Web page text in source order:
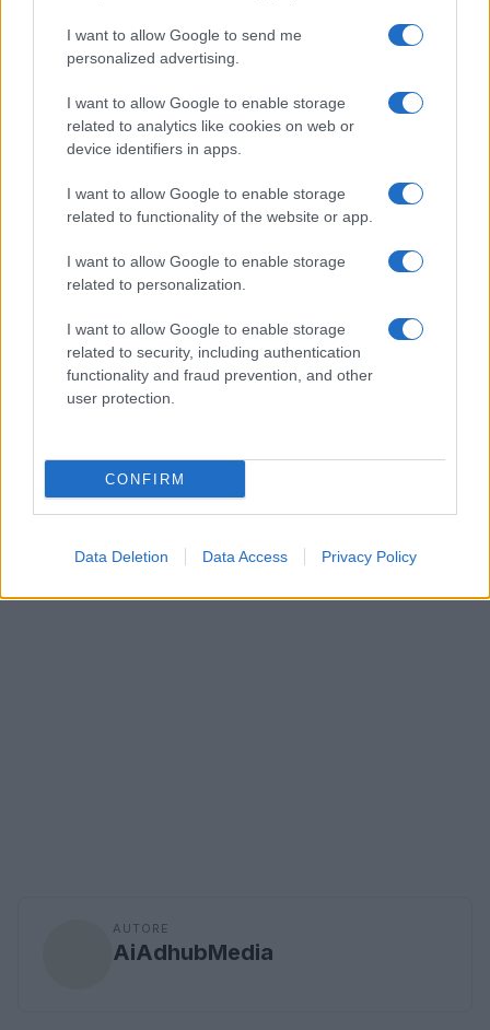
I want to allow Google to send me
personalized advertising.
I want to allow Google to enable storage
related to analytics like cookies on web or
device identifiers in apps.
I want to allow Google to enable storage
related to functionality of the website or app.
I want to allow Google to enable storage
related to personalization.
I want to allow Google to enable storage
related to security, including authentication
functionality and fraud prevention, and other
user protection.
CONFIRM
Data Deletion Data Access Privacy Policy
sapori mai provati prima e di scoprire la ricchezza
della cucina globale. Questo evento si propone di
valorizzare il patrimonio enogastronomico italiano e
di far conoscere al grande pubblico specialità
Due eventi in contemporanea
Oltre a Roma, la manifestazione si svolgerà anche
a Porto San Giorgio e Perugia dal 27 al 30 marzo,
offrendo a tutti la possibilità di partecipare a questa
grande celebrazione del cibo. Che tu sia un
appassionato di cucina o semplicemente curioso di
scoprire nuove prelibatezze, l’International Street
gastronomia in un’atmosfera festosa e accogliente.
AUTORE
AiAdhubMedia